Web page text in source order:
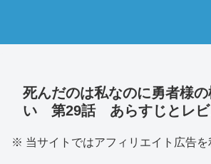
死んだのは私なのに勇者様
い 第29話 あらすじとレビ
※ 当サイトではアフィリエイト広告を